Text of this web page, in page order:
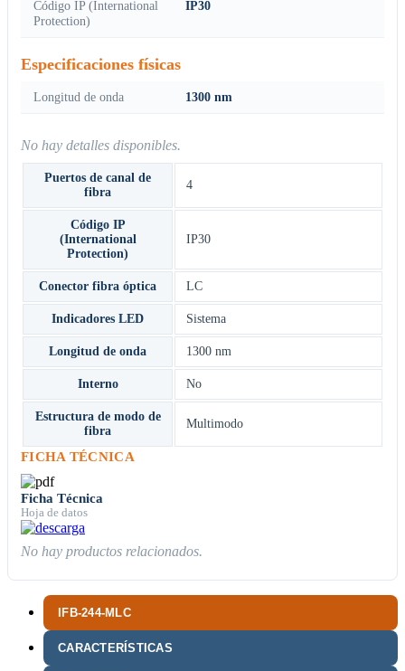
IFB-244-MLC
CARACTERÍSTICAS
Código IP (International
Protection)
IP30
Especificaciones físicas
Longitud de onda 1300 nm
No hay detalles disponibles.
Puertos de canal de
fibra
4
Código IP
(International
Protection)
IP30
Conector fibra óptica LC
Indicadores LED Sistema
Longitud de onda 1300 nm
Interno No
Estructura de modo de
fibra
Multimodo
FICHA TÉCNICA
Ficha Técnica
Hoja de datos
No hay productos relacionados.